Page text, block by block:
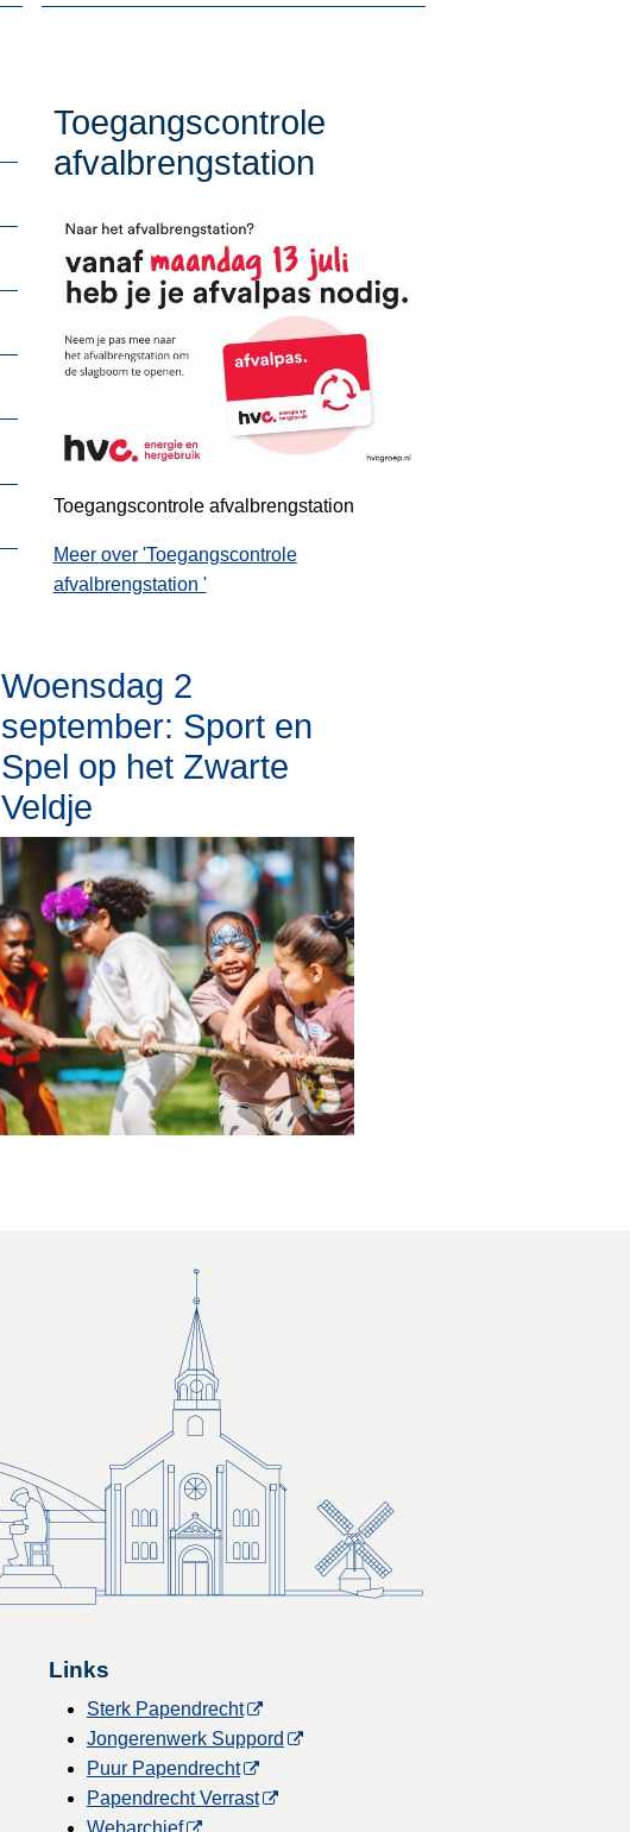
Toegangscontrole
afvalbrengstation
Toegangscontrole afvalbrengstation
Meer over 'Toegangscontrole
afvalbrengstation '
Woensdag 2
september: Sport en
Spel op het Zwarte
Veldje
Links
Sterk Papendrecht
Jongerenwerk Suppord
Puur Papendrecht
Papendrecht Verrast